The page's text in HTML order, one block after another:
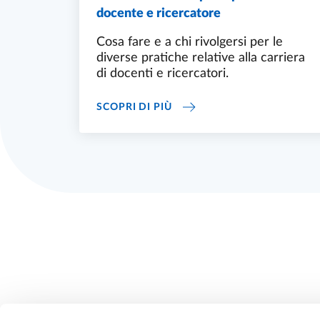
docente e ricercatore
Cosa fare e a chi rivolgersi per le
diverse pratiche relative alla carriera
di docenti e ricercatori.
SCOPRI DI PIÙGESTIONE CARRIERA PER IL